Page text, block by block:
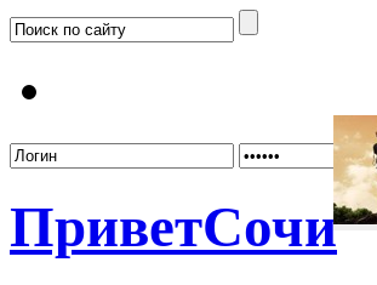
ПриветСочи